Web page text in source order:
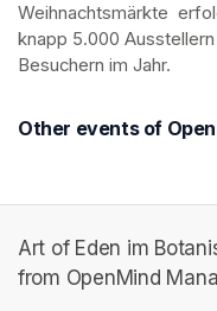
Weihnachtsmärkte
knapp 5.000
Besuchern im Jahr.
Other events of
Art of Eden im
from OpenMind